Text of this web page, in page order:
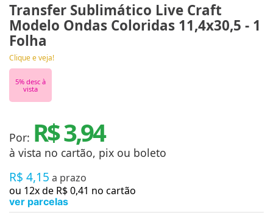
Transfer Sublimático Live Craft
Modelo Ondas Coloridas 11,4x30,5 - 1
Folha
Clique e veja!
5% desc à
vista
Por: R$ 3,94
à vista no cartão, pix ou boleto
R$ 4,15 a prazo
ou 12x de R$0,41 no cartão
ver parcelas